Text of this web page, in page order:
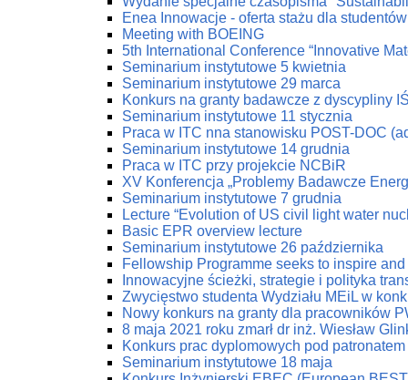
Enea Innowacje - oferta stażu dla
Meeting with BOEING
5th International Conference “Innovative
Seminarium instytutowe 5 kwietnia
Seminarium instytutowe 29 marca
Konkurs na granty badawcze z dyscypliny
Seminarium instytutowe 11 stycznia
Praca w ITC nna stanowisku POST-DOC
Seminarium instytutowe 14 grudnia
Praca w ITC przy projekcie NCBiR
XV Konferencja „Problemy Badawcze
Seminarium instytutowe 7 grudnia
Lecture “Evolution of US civil light water
Basic EPR overview lecture
Seminarium instytutowe 26 października
Fellowship Programme seeks to inspire
Innowacyjne ścieżki, strategie i polityka
Zwycięstwo studenta Wydziału MEiL w
Nowy konkurs na granty dla pracowników
8 maja 2021 roku zmarł dr inż. Wiesław
Konkurs prac dyplomowych pod
Seminarium instytutowe 18 maja